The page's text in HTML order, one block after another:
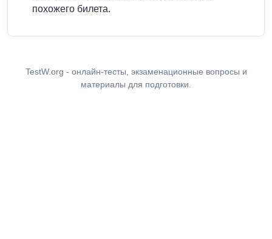
похожего билета.
TestW.org - онлайн-тесты, экзаменационные вопросы и
материалы для подготовки.